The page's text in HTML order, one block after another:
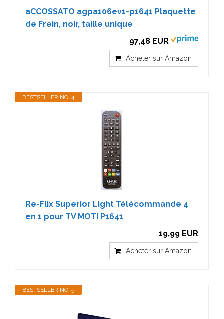
aCCOSSATO agpa106ev1-p1641 Plaquette
de Frein, noir, taille unique
97,48 EUR
Acheter sur Amazon
BESTSELLER NO. 4
Re-Flix Superior Light Télécommande 4
en 1 pour TV MOTI P1641
19,99 EUR
Acheter sur Amazon
BESTSELLER NO. 5